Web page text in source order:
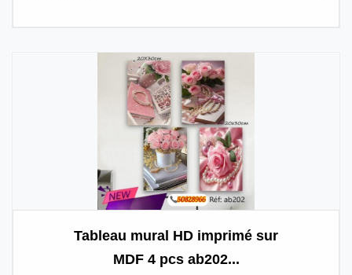
Tableau mural HD imprimé sur
MDF 4 pcs ab202...